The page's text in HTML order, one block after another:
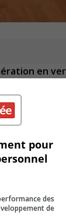
en
de-
de dollars
000$ pour
pour
des
de